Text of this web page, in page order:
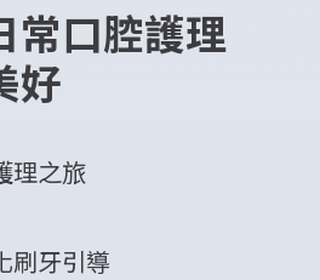
常口腔護理
好
理之旅
刷牙引導